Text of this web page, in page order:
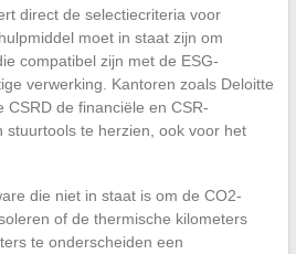
direct de selectiecriteria voor
moet in staat zijn om
compatibel zijn met de ESG-
verwerking. Kantoren zoals Deloitte
CSRD de financiële en CSR-
stuurtools te herzien, ook voor het
die niet in staat is om de CO2-
of de thermische kilometers
te onderscheiden een